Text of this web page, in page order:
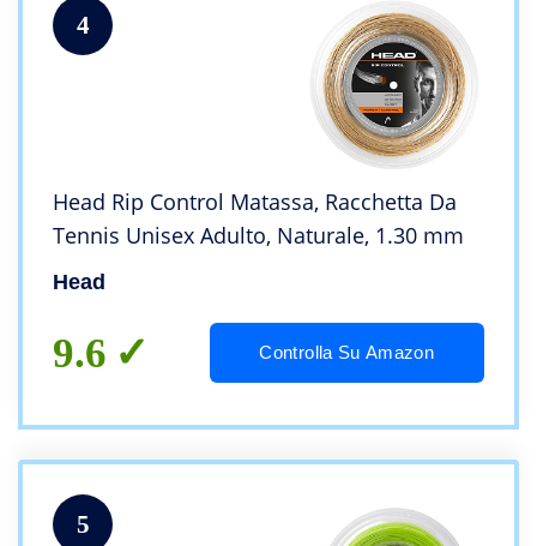
4
Head Rip Control Matassa, Racchetta Da
Tennis Unisex Adulto, Naturale, 1.30 mm
Head
9.6 Controlla Su Amazon
5